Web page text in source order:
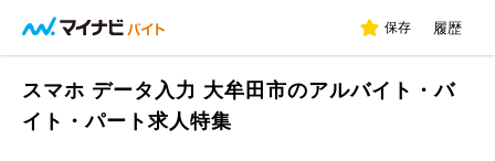
保存 履歴
スマホ データ入力 大牟田市のアルバイト・バ
イト・パート求人特集